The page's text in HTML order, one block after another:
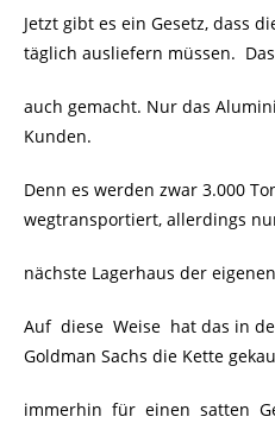
Jetzt gibt es ein Gesetz, dass
täglich ausliefern müssen.
auch gemacht. Nur das
Kunden.
Denn es werden zwar 3.000
wegtransportiert, allerdings
nächste Lagerhaus der
Auf diese Weise hat das in
Goldman Sachs die Kette
immerhin für einen satten